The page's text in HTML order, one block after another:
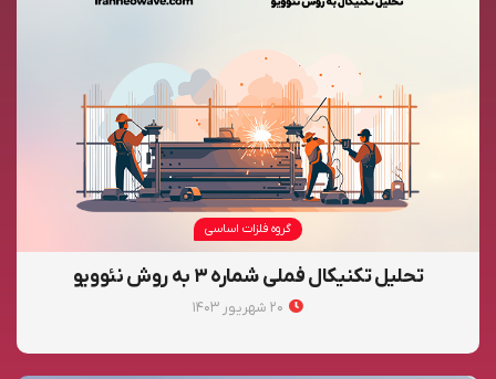
گروه فلزات اساسی
تحلیل تکنیکال فملی شماره ۳ به روش نئوویو